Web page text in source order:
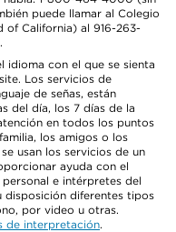
puede llamar al Colegio
of California) al 916-263-
idioma con el que se sienta
Los servicios de
de señas, están
del día, los 7 días de la
en todos los puntos
los amigos o los
usan los servicios de un
ayuda con el
e intérpretes del
disposición diferentes tipos
por video u otras.
de interpretación.